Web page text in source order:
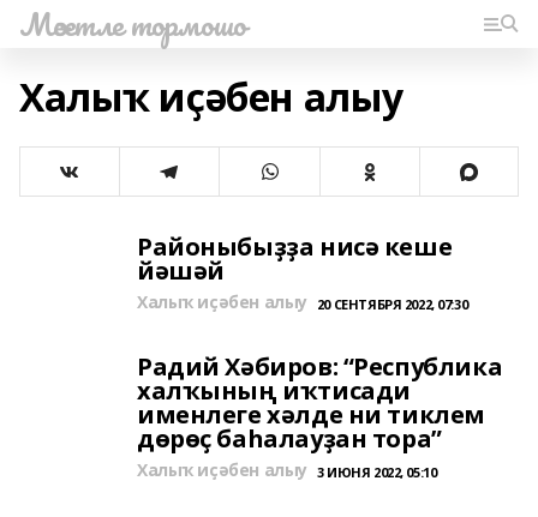
Мәсетле тормошо
Халыҡ иҫәбен алыу
Районыбыҙҙа нисә кеше
йәшәй
Халыҡ иҫәбен алыу 20 СЕНТЯБРЯ 2022, 07:30
Радий Хәбиров: “Республика
халҡының иҡтисади
именлеге хәлде ни тиклем
дөрөҫ баһалауҙан тора”
Халыҡ иҫәбен алыу 3 ИЮНЯ 2022, 05:10